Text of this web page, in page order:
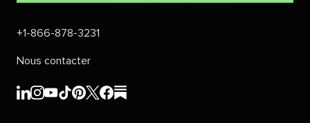
+1-866-878-3231​​
Nous contacter​​
Sprout
Sprout
Sprout
Sprout
Sprout
Sprout
Sprout
Sprout